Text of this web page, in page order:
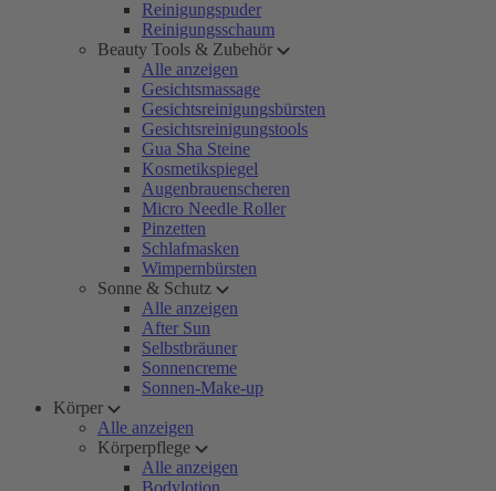
Reinigungspuder
Reinigungsschaum
Beauty Tools & Zubehör
Alle anzeigen
Gesichtsmassage
Gesichtsreinigungsbürsten
Gesichtsreinigungstools
Gua Sha Steine
Kosmetikspiegel
Augenbrauenscheren
Micro Needle Roller
Pinzetten
Schlafmasken
Wimpernbürsten
Sonne & Schutz
Alle anzeigen
After Sun
Selbstbräuner
Sonnencreme
Sonnen-Make-up
Körper
Alle anzeigen
Körperpflege
Alle anzeigen
Bodylotion